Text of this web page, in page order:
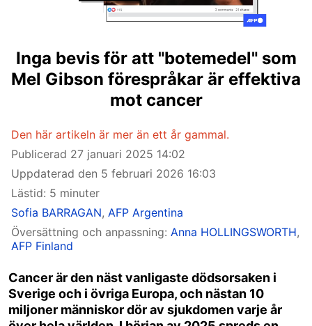
Inga bevis för att "botemedel" som
Mel Gibson förespråkar är effektiva
mot cancer
Den här artikeln är mer än ett år gammal.
Publicerad 27 januari 2025 14:02
Uppdaterad den 5 februari 2026 16:03
Lästid: 5 minuter
Sofia BARRAGAN, AFP Argentina
Översättning och anpassning: Anna HOLLINGSWORTH,
AFP Finland
Cancer är den näst vanligaste dödsorsaken i
Sverige och i övriga Europa, och nästan 10
miljoner människor dör av sjukdomen varje år